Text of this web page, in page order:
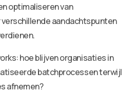
optimaliseren van
aandachtspunten
hoe blijven organisaties in
batchprocessen terwijl
afnemen?